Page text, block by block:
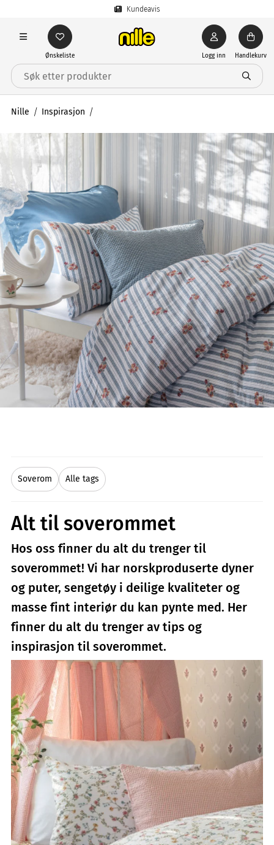
Kundeavis
Ønskeliste Logg inn Handlekurv
Nille Inspirasjon
Soverom Alle tags
Alt til soverommet
Hos oss finner du alt du trenger til
soverommet! Vi har norskproduserte dyner
og puter, sengetøy i deilige kvaliteter og
masse fint interiør du kan pynte med. Her
finner du alt du trenger av tips og
inspirasjon til soverommet.